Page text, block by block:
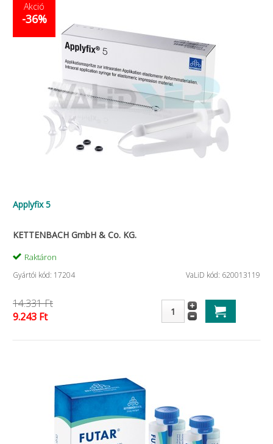
Akció
-36%
Applyfix 5
KETTENBACH GmbH & Co. KG.
Raktáron
Gyártói kód: 17204 VaLiD kód: 620013119
14.331 Ft
9.243 Ft